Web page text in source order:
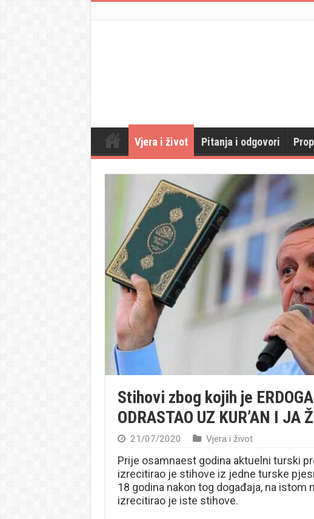
Vjera i život Pitanja i odgovori
Stihovi zbog kojih je
ODRASTAO UZ KUR’AN I JA
21/07/2020 Vjera i život
Prije osamnaest godina aktuelni turski
izrecitirao je stihove iz jedne turske
18 godina nakon tog događaja, na istom
izrecitirao je iste stihove.